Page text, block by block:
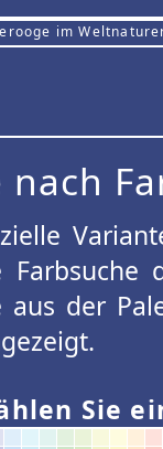
im
nach
Farbsuche
aus der
Sie